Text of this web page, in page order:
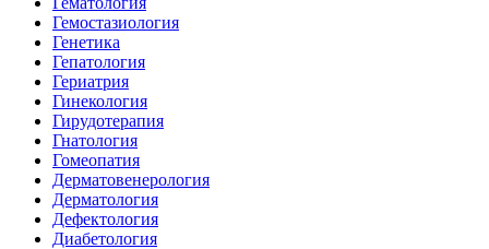
Гемостазиология
Генетика
Гепатология
Гериатрия
Гинекология
Гирудотерапия
Гнатология
Гомеопатия
Дерматовенерология
Дерматология
Дефектология
Диабетология